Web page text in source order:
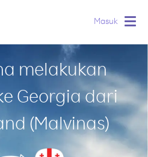
Masuk
melakukan
Georgia dari
(Malvinas)